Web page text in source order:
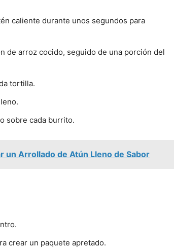
caliente durante unos segundos para
de arroz cocido, seguido de una porción del
tortilla.
sobre cada burrito.
un Arrollado de Atún Lleno de Sabor
crear un paquete apretado.